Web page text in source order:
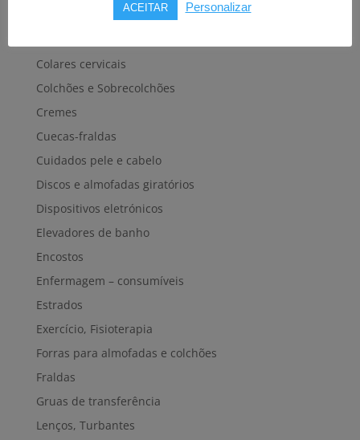
Cintos, Coletes e afins
Colares cervicais
Colchões e Sobrecolchões
Cremes
Cuecas-fraldas
Cuidados pele e cabelo
Discos e almofadas giratórios
Dispositivos eletrónicos
Elevadores de banho
Encostos
Enfermagem – consumíveis
Estrados
Exercício, Fisioterapia
Forras para almofadas e colchões
Fraldas
Gruas de transferência
Lenços, Turbantes
ACEITAR Personalizar